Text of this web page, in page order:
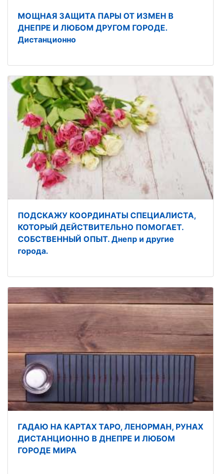
МОЩНАЯ ЗАЩИТА ПАРЫ ОТ ИЗМЕН В
ДНЕПРЕ И ЛЮБОМ ДРУГОМ ГОРОДЕ.
Дистанционно
ПОДСКАЖУ КООРДИНАТЫ СПЕЦИАЛИСТА,
КОТОРЫЙ ДЕЙСТВИТЕЛЬНО ПОМОГАЕТ.
СОБСТВЕННЫЙ ОПЫТ. Днепр и другие
города.
ГАДАЮ НА КАРТАХ ТАРО, ЛЕНОРМАН, РУНАХ
ДИСТАНЦИОННО В ДНЕПРЕ И ЛЮБОМ
ГОРОДЕ МИРА